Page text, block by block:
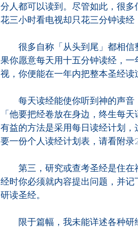
分人都可以读到。尽管如此，很多
花三小时看电视却只花三分钟读经
很多自称「从头到尾」都相信
果你愿意每天用十五分钟读经，
视，你便能在一年内把整本圣经读
每天读经能使你听到神的声音
「他要把经卷放在身边，终生每
有益的方法是采用每日读经计划
要一份个人读经计划表，请看附录2
第三，研究或查考圣经是住在
经时你必须就内容提出问题，并
研读圣经。
限于篇幅，我未能详述各种研